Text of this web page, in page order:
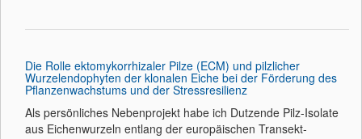
Die Rolle ektomykorrhizaler Pilze (ECM) und pilzlicher
Wurzelendophyten der klonalen Eiche bei der Förderung des
Pflanzenwachstums und der Stressresilienz
Als persönliches Nebenprojekt habe ich Dutzende Pilz-Isolate
aus Eichenwurzeln entlang der europäischen Transekt-